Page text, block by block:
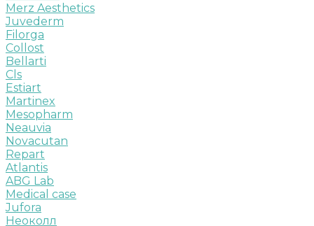
Merz Aesthetics
Juvederm
Filorga
Collost
Bellarti
Cls
Estiart
Martinex
Mesopharm
Neauvia
Novacutan
Repart
Atlantis
ABG Lab
Medical case
Jufora
Неоколл